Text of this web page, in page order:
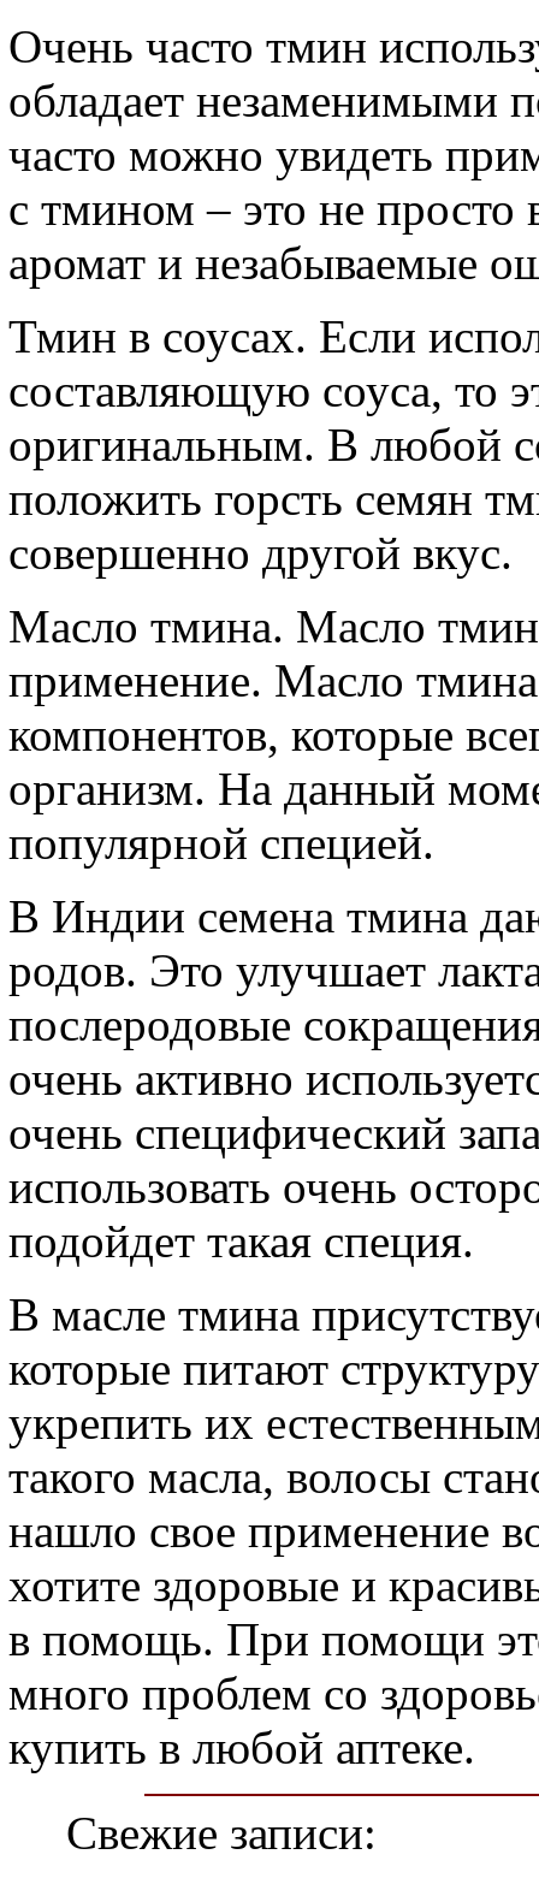
Очень часто тмин
обладает незаменимыми
часто можно увидеть
с тмином – это не просто
аромат и незабываемые
Тмин в соусах. Если
составляющую соуса, то
оригинальным. В любой
положить горсть семян
совершенно другой вкус.
Масло тмина. Масло
применение. Масло
компонентов, которые
организм. На данный
популярной специей.
В Индии семена тмина
родов. Это улучшает
послеродовые
очень активно
очень специфический
использовать очень
подойдет такая специя.
В масле тмина
которые питают
укрепить их
такого масла, волосы
нашло свое применение
хотите здоровые и
в помощь. При помощи
много проблем со
купить в любой аптеке.
Свежие записи: